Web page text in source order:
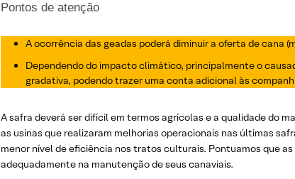
Pontos de atenção
A ocorrência das geadas poderá diminuir a oferta de cana
Dependendo do impacto climático, principalmente o
gradativa, podendo trazer uma conta adicional às
A safra deverá ser difícil em termos agrícolas e a qualidade do
as usinas que realizaram melhorias operacionais nas últimas
menor nível de eficiência nos tratos culturais. Pontuamos que
adequadamente na manutenção de seus canaviais.